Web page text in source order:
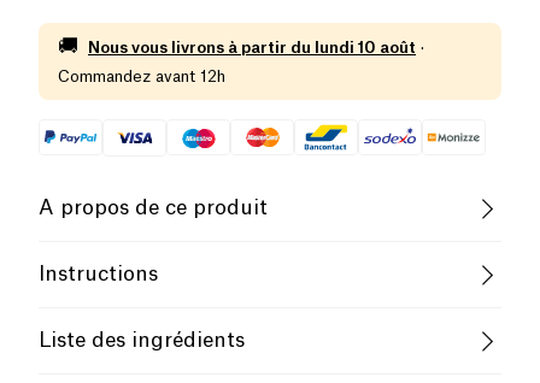
🚚 Nous vous livrons à partir du lundi 10 août ·
Commandez avant 12h
A propos de ce produit
Vegan
LeSérum Apaisant Anti-Rougeurs
de Centifolia
Instructions
Liste des ingrédients